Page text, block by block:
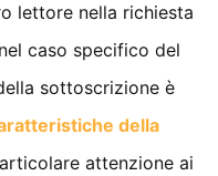
lettore nella richiesta
caso specifico del
sottoscrizione è
della
attenzione ai